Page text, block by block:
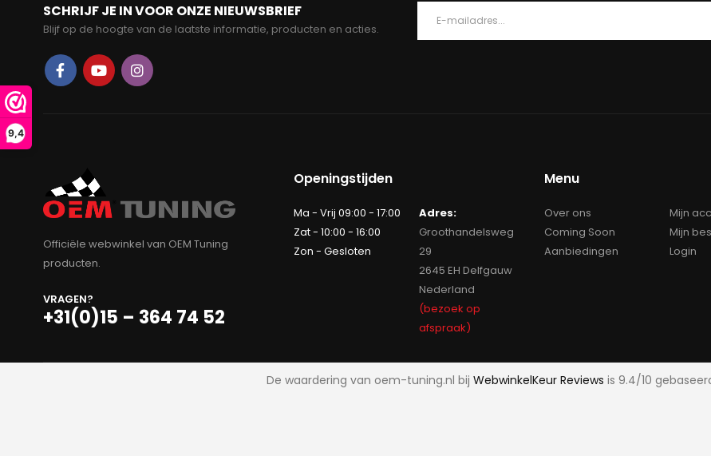
9,4
SCHRIJF JE IN VOOR ONZE NIEUWSBRIEF
Blijf op de hoogte van de laatste informatie, producten en acties.
Officiële webwinkel van OEM Tuning
producten.
VRAGEN?
+31(0)15 – 364 74 52
Openingstijden
Ma - Vrij 09:00 - 17:00
Zat - 10:00 - 16:00
Zon - Gesloten
Adres:
Groothandelsweg
29
2645 EH Delfgauw
Nederland
(bezoek op
afspraak)
Menu
Over ons
Coming Soon
Aanbiedingen
Mijn
Mijn
Login
De waardering van oem-tuning.nl bij WebwinkelKeur Reviews is 9.4/10